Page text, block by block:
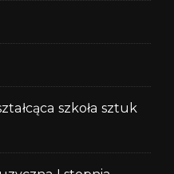
szkoła sztuk